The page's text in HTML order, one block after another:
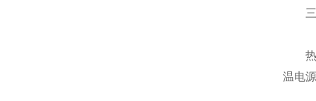
三
热水
温电